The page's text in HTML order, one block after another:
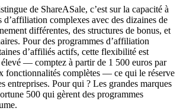
de ShareASale, c’est sur la capacité à
d’affiliation complexes avec des dizaines de
différentes, des structures de bonus, et
Pour des programmes d’affiliation
d’affiliés actifs, cette flexibilité est
— comptez à partir de 1 500 euros par
fonctionnalités complètes — ce qui le réserve
entreprises. Pour qui ? Les grandes marques
500 qui gèrent des programmes